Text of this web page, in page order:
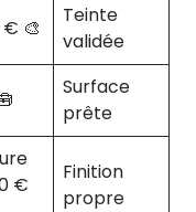
€ 🎨
Teinte
validée
Surface
prête
€
Finition
propre